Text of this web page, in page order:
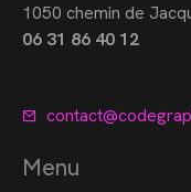
1050 chemin de
06 31 86 40 12
Menu